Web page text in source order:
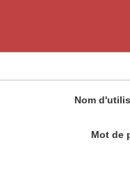
Nom
Mot de